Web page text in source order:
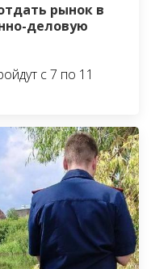
рынок в
деловую
с 7 по 11